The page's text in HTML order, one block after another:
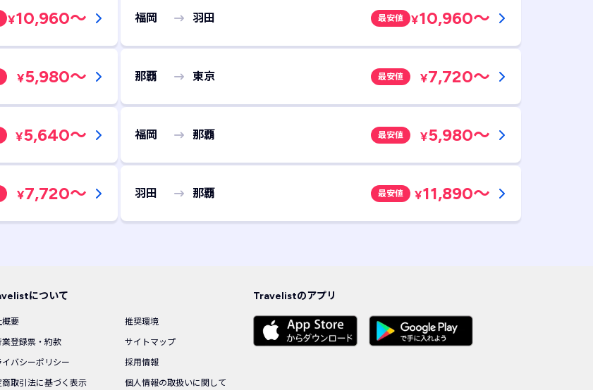
¥10,960～ 福岡 羽田 最安値 ¥10,960～
¥5,980～ 那覇 東京 最安値 ¥7,720～
¥5,640～ 福岡 那覇 最安値 ¥5,980～
¥7,720～ 羽田 那覇 最安値 ¥11,890～
について
概要
業登録票・約款
イバシーポリシー
商取引法に基づく表示
推奨環境
サイトマップ
採用情報
個人情報の取扱いに関して
Travelistのアプリ